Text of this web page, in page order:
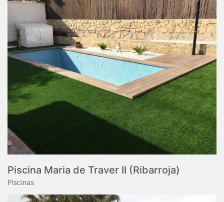
Piscina Maria de Traver II (Ribarroja)
Piscinas